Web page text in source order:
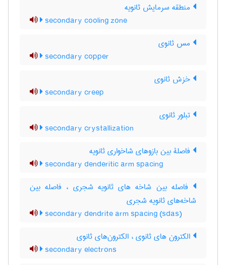
منطقه سرمایش ثانویه
secondary cooling zone
مس ثانوی
secondary copper
خزش ثانوی
secondary creep
تبلور ثانوی
secondary crystallization
فاصلۀ بین بازوهای شاخواری ثانویه
secondary denderitic arm spacing
فاصله بین شاخه های ثانویه شجری ، فاصله بین
شاخه‌های ثانویه شجری
secondary dendrite arm spacing (sdas)
الکترون های ثانوی ، الکترون‌های ثانوی
secondary electrons